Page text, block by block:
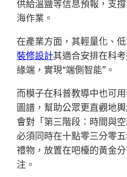
供給溫鹽等信息預報，支
海作業。
在產業方面，其輕量化、
裝修設計其適合安排在科
緣端，實現“端側智能”。
而模子在科普教導中也可
圖譜，幫助公眾更直觀地
會對「第三階段：時間與
必須同時在十點零三分零
禮物，放置在吧檯的黃金
注。